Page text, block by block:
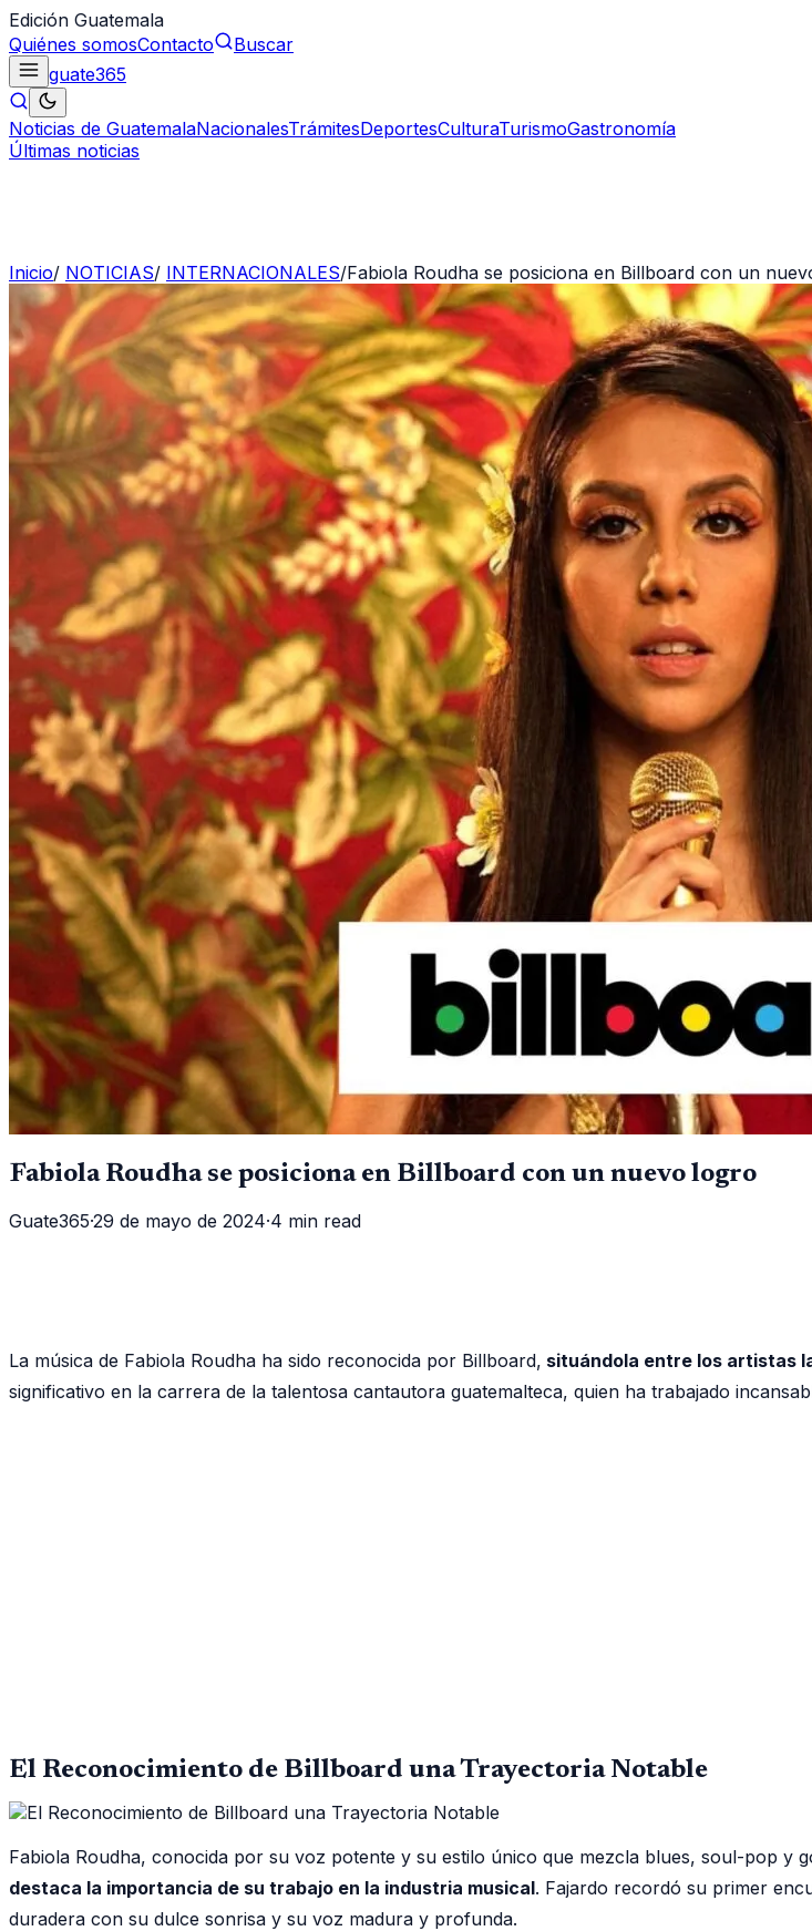
Edición Guatemala
Quiénes somosContacto
Buscar
guate365
Noticias de GuatemalaNacionalesTrámitesDeportesCulturaTurismoGastronomía
Últimas noticias
Inicio/ NOTICIAS/ INTERNACIONALES/Fabiola Roudha se posiciona en Billboard con un
Fabiola Roudha se posiciona en Billboard con un nuevo logro
Guate365·29 de mayo de 2024·4 min read
La música de Fabiola Roudha ha sido reconocida por Billboard, situándola entre los artistas
significativo en la carrera de la talentosa cantautora guatemalteca, quien ha trabajado
El Reconocimiento de Billboard una Trayectoria Notable
Fabiola Roudha, conocida por su voz potente y su estilo único que mezcla blues, soul-pop y
destaca la importancia de su trabajo en la industria musical. Fajardo recordó su primer
duradera con su dulce sonrisa y su voz madura y profunda.